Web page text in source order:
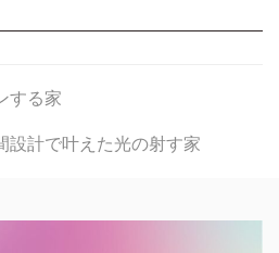
する家
設計で叶えた光の射す家